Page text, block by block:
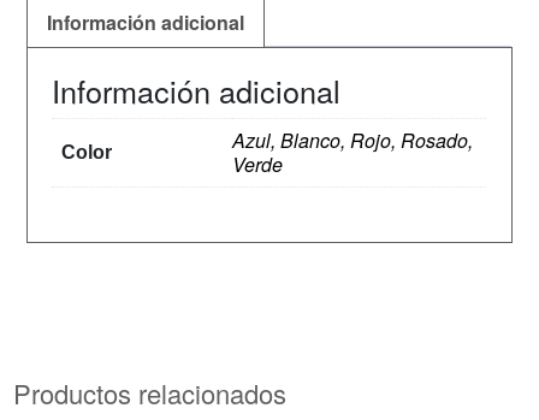
Información adicional
Información adicional
Color
Azul, Blanco, Rojo, Rosado,
Verde
Productos relacionados